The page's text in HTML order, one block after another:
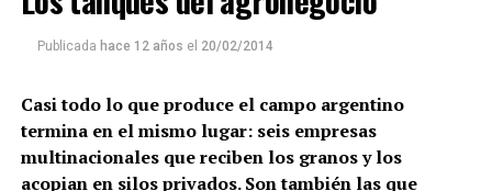
Publicada hace 12 años el 20/02/2014
Casi todo lo que produce el campo argentino
termina en el mismo lugar: seis empresas
multinacionales que reciben los granos y los
acopian en silos privados. Son también las que